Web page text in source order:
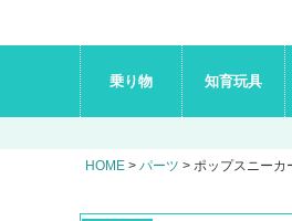
ル
ビ
乗り物 知育玩具
HOME パーツ ポップスニーカ